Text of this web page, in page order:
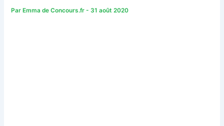
Par Emma de Concours.fr- 31 août 2020